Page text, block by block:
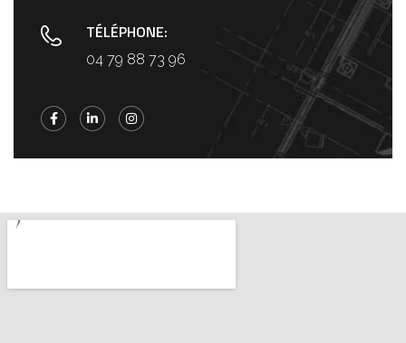
TÉLÉPHONE:
04 79 88 73 96